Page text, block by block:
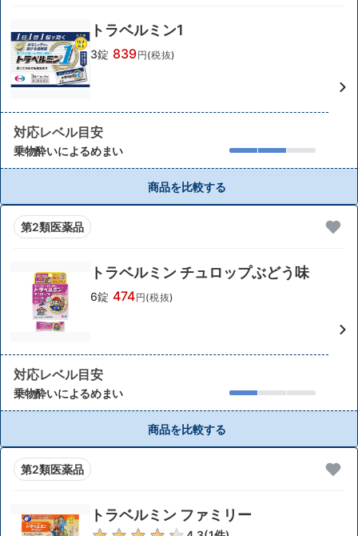
トラベルミン1
3錠 839円(税抜)
対応レベル目安
乗物酔いによるめまい
商品を比較する
第2類医薬品
トラベルミン チュロップぶどう味
6錠 474円(税抜)
対応レベル目安
乗物酔いによるめまい
商品を比較する
第2類医薬品
トラベルミン ファミリー